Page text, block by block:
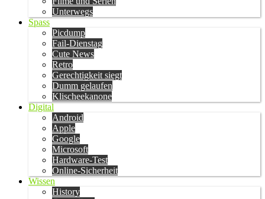
Unterwegs
Spass
Picdump
Fail-Dienstag
Cute News
Retro
Gerechtigkeit siegt
Dumm gelaufen
Klischeekanone
Digital
Android
Apple
Google
Microsoft
Hardware-Test
Online-Sicherheit
Wissen
History